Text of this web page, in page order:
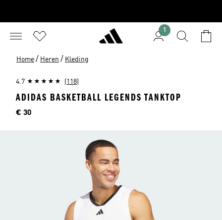
1
Home / Heren / Kleding
4.7 (118)
ADIDAS BASKETBALL LEGENDS TANKTOP
Prijs
€ 30